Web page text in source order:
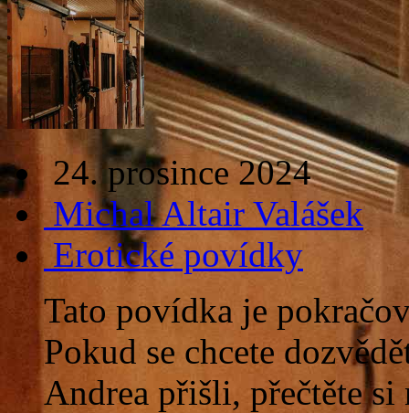
24. prosince 2024
Michal Altair Valášek
Erotické povídky
Tato povídka je
Pokud se chcete
Andrea přišli, přečtěte